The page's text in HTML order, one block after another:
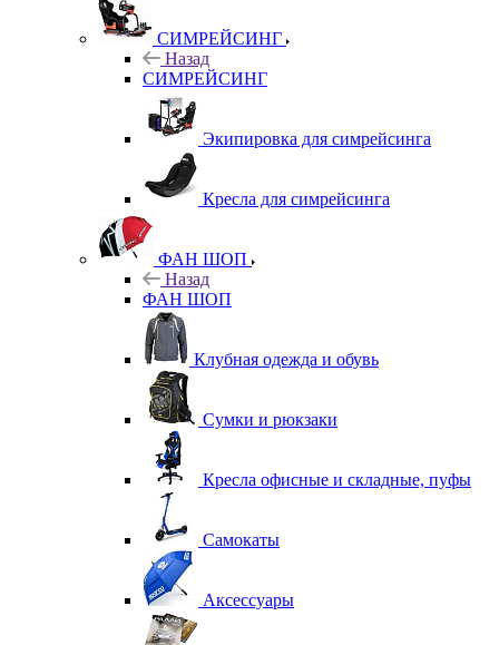
СИМРЕЙСИНГ
Назад
СИМРЕЙСИНГ
Экипировка для симрейсинга
Кресла для симрейсинга
ФАН ШОП
Назад
ФАН ШОП
Клубная одежда и обувь
Сумки и рюкзаки
Кресла офисные и складные, пуфы
Самокаты
Аксессуары